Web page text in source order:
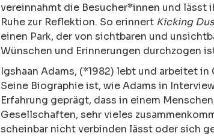
vereinnahmt die Besucher*innen und lässt
Ruhe zur Reflektion. So erinnert Kicking
einen Park, der von sichtbaren und
Wünschen und Erinnerungen durchzogen
Igshaan Adams, (*1982) lebt und arbeitet in
Seine Biographie ist, wie Adams in
Erfahrung geprägt, dass in einem
Gesellschaften, sehr vieles
scheinbar nicht verbinden lässt oder sich